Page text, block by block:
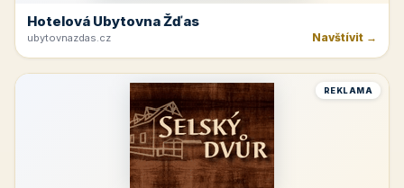
Hotelová Ubytovna Žďas
ubytovnazdas.cz Navštívit →
REKLAMA